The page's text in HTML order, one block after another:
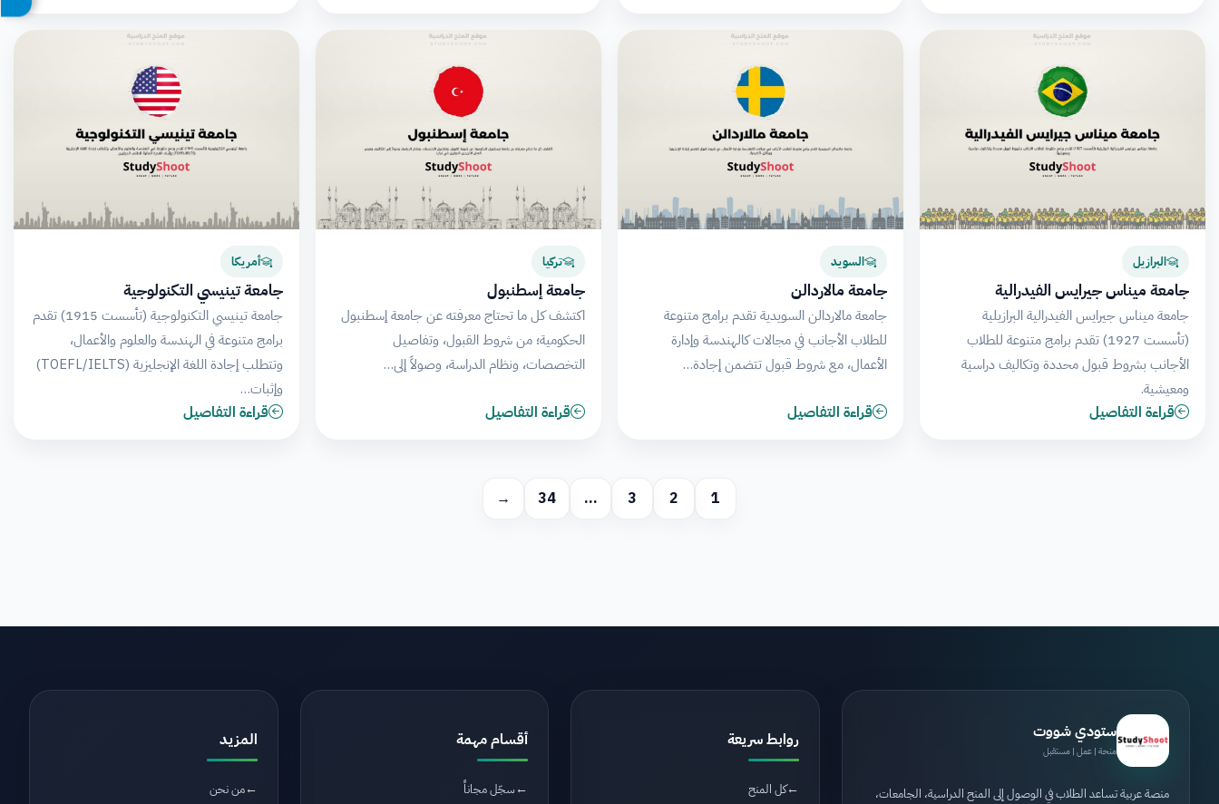
البرازيل
جامعة ميناس جيرايس الفيدرالية
جامعة ميناس جيرايس الفيدرالية البرازيلية
(تأسست 1927) تقدم برامج متنوعة للطلاب
الأجانب بشروط قبول محددة وتكاليف دراسية
ومعيشية.
قراءة التفاصيل
السويد
جامعة مالاردالن
جامعة مالاردالن السويدية تقدم برامج متنوعة
للطلاب الأجانب في مجالات كالهندسة وإدارة
الأعمال، مع شروط قبول تتضمن إجادة…
قراءة التفاصيل
تركيا
جامعة إسطنبول
اكتشف كل ما تحتاج معرفته عن جامعة إسطنبول
الحكومية؛ من شروط القبول، وتفاصيل
التخصصات، ونظام الدراسة، وصولاً إلى…
قراءة التفاصيل
أمريكا
جامعة تينيسي التكنولوجية
جامعة تينيسي التكنولوجية (تأسست 1915) تقدم
برامج متنوعة في الهندسة والعلوم والأعمال،
وتتطلب إجادة اللغة الإنجليزية (TOEFL/IELTS)
وإثبات…
قراءة التفاصيل
1
2
3
…
34
→
ستودي شووت
منحة | عمل | مستقبل
منصة عربية تساعد الطلاب في الوصول إلى المنح الدراسية، الجامعات،
روابط سريعة
كل المنح
أقسام مهمة
سجّل مجاناً
المزيد
من نحن